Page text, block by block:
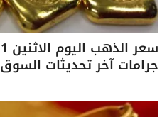
جرامات آخر تحديثات السوق